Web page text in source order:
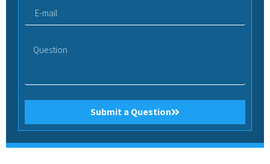
Submit a Question